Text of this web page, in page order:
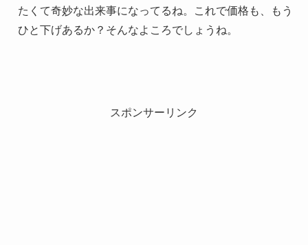
たくて奇妙な出来事になってるね。これで価格も、もう
ひと下げあるか？そんなよころでしょうね。
スポンサーリンク